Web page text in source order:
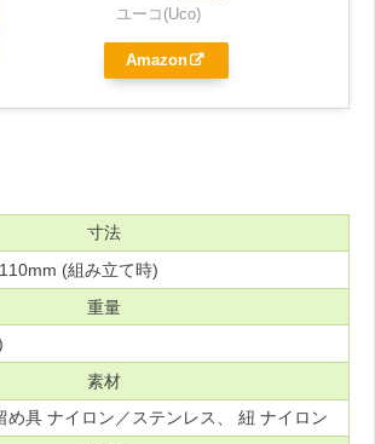
ユーコ(Uco)
Amazon
寸法
(組み立て時)
重量
素材
め具 ナイロン／ステンレス、 紐 ナイロン